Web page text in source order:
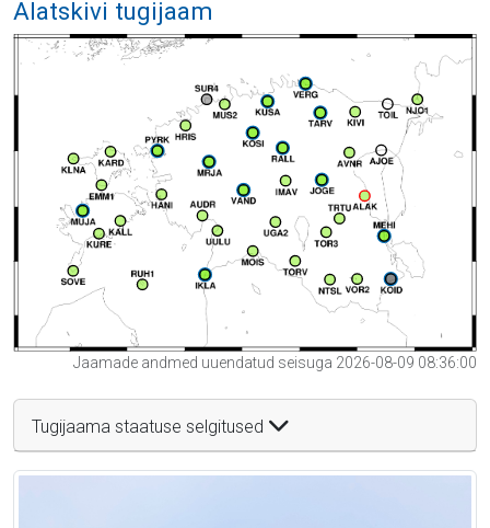
Alatskivi tugijaam
Jaamade andmed uuendatud seisuga 2026-08-09 08:36:00
Tugijaama staatuse selgitused